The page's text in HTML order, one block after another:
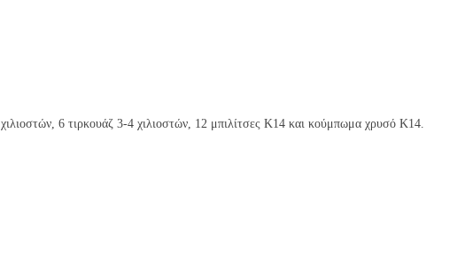
χιλιοστών, 6 τιρκουάζ 3-4 χιλιοστών, 12 μπιλίτσες Κ14 και κούμπωμα χρυσό Κ14.